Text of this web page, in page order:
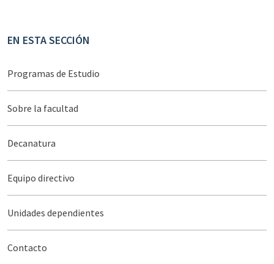
EN ESTA SECCIÓN
Programas de Estudio
Sobre la facultad
Decanatura
Equipo directivo
Unidades dependientes
Contacto